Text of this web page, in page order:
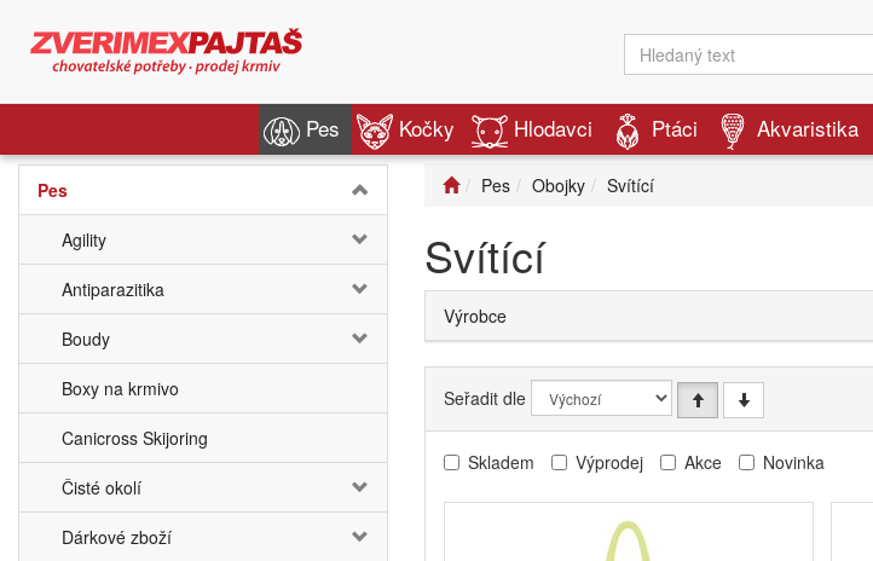
Pes Kočky Hlodavci Ptáci Akvaristika
Pes
Agility
Antiparazitika
Boudy
Boxy na krmivo
Canicross Skijoring
Čisté okolí
Dárkové zboží
Pes Obojky Svítící
Svítící
Výrobce
Seřadit dle
Skladem Výprodej Akce Novinka